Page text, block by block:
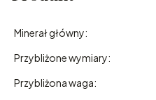
Minerał główny:
Przybliżone wymiary:
Przybliżona waga: